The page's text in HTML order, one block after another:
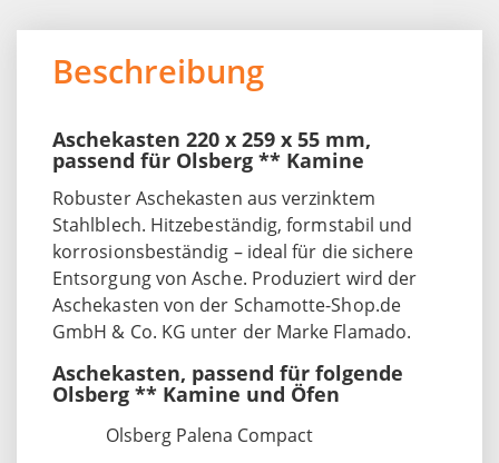
Beschreibung
Aschekasten 220 x 259 x 55 mm,
passend für Olsberg ** Kamine
Robuster Aschekasten aus verzinktem
Stahlblech. Hitzebeständig, formstabil und
korrosionsbeständig – ideal für die sichere
Entsorgung von Asche. Produziert wird der
Aschekasten von der Schamotte-Shop.de
GmbH & Co. KG unter der Marke Flamado.
Aschekasten, passend für folgende
Olsberg ** Kamine und Öfen
Olsberg Palena Compact